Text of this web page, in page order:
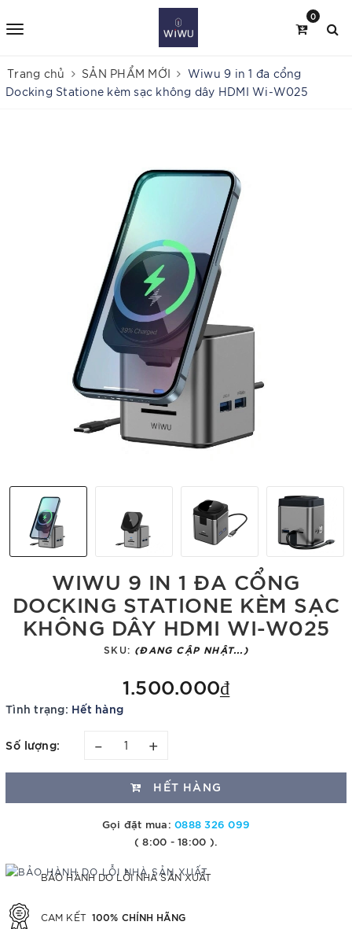
0
Trang chủ SẢN PHẨM MỚI
Wiwu 9 in 1 đa cổng
Docking Statione kèm sạc không dây HDMI Wi-W025
WIWU 9 IN 1 ĐA CỔNG
DOCKING STATIONE KÈM SẠC
KHÔNG DÂY HDMI WI-W025
SKU: (ĐANG CẬP NHẬT...)
1.500.000₫
Tình trạng: Hết hàng
Số lượng: – +
HẾT HÀNG
Gọi đặt mua:0888 326 099
( 8:00 - 18:00 ).
BẢO HÀNH DO LỖI NHÀ SẢN XUẤT
CAM KẾT 100% CHÍNH HÃNG